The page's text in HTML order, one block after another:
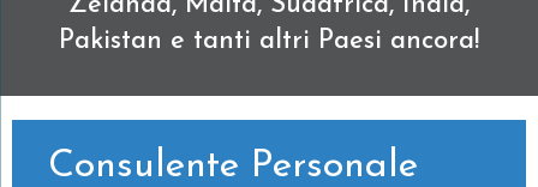
Pakistan e tanti altri Paesi ancora!
Consulente Personale